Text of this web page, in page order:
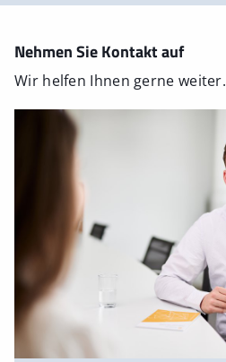
Nehmen Sie Kontakt auf
Wir helfen Ihnen gerne weiter.